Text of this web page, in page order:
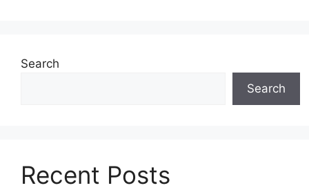
Search
Search
Recent Posts